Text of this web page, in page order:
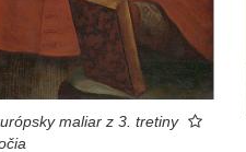
maliar z 3. tretiny